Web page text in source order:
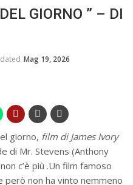
E BUON SENSO
GIORNO ” – DI
Mag 19, 2026
giorno, film di James Ivory
di Mr. Stevens (Anthony
c’è più .Un film famoso
però non ha vinto nemmeno